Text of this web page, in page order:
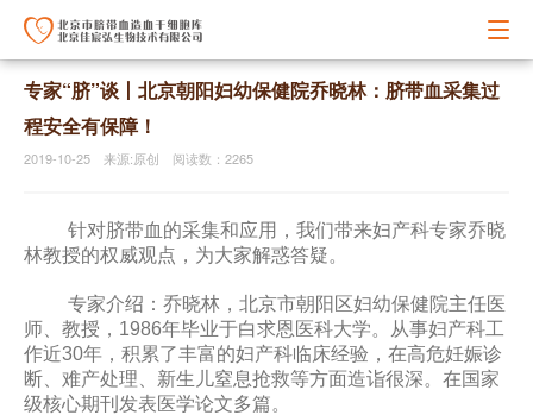
专家“脐”谈丨北京朝阳妇幼保健院乔晓林：脐带血采集过
程安全有保障！
2019-10-25 来源:原创 阅读数：2265
针对脐带血的采集和应用，我们带来妇产科专家乔晓
林教授的权威观点，为大家解惑答疑。
专家介绍：乔晓林，北京市朝阳区妇幼保健院主任医
师、教授，1986年毕业于白求恩医科大学。从事妇产科工
作近30年，积累了丰富的妇产科临床经验，在高危妊娠诊
断、难产处理、新生儿窒息抢救等方面造诣很深。在国家
级核心期刊发表医学论文多篇。